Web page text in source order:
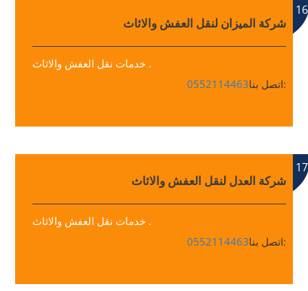
16
شركة الميزان لنقل العفش والاثاث
خدمات نقل العفش والاثاث .
0552114463
اتصل بنا:
17
شركة العدل لنقل العفش والاثاث
خدمات نقل العفش والاثاث .
0552114463
اتصل بنا: